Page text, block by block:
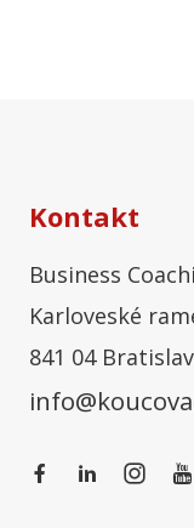
Kontakt
Business
Karloveské
841 04